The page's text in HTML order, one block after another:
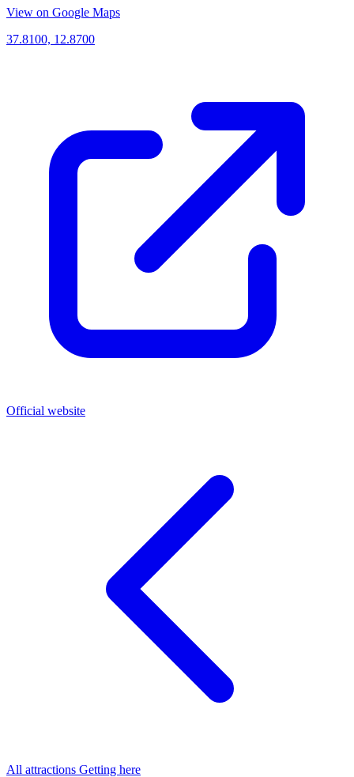
View on Google Maps
37.8100, 12.8700
Official website
All attractions Getting here